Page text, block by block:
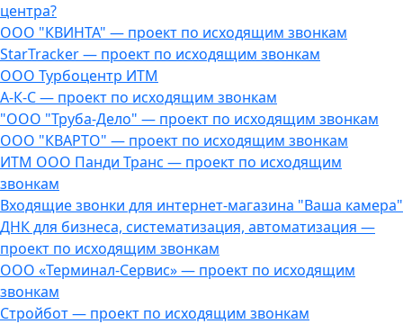
центра?
ООО "КВИНТА" — проект по исходящим звонкам
StarTracker — проект по исходящим звонкам
ООО Турбоцентр ИТМ
А-К-С — проект по исходящим звонкам
"ООО "Труба-Дело" — проект по исходящим звонкам
ООО "КВАРТО" — проект по исходящим звонкам
ИТМ ООО Панди Транс — проект по исходящим
звонкам
Входящие звонки для интернет-магазина "Ваша камера"
ДНК для бизнеса, систематизация, автоматизация —
проект по исходящим звонкам
ООО «Терминал-Сервис» — проект по исходящим
звонкам
Стройбот — проект по исходящим звонкам